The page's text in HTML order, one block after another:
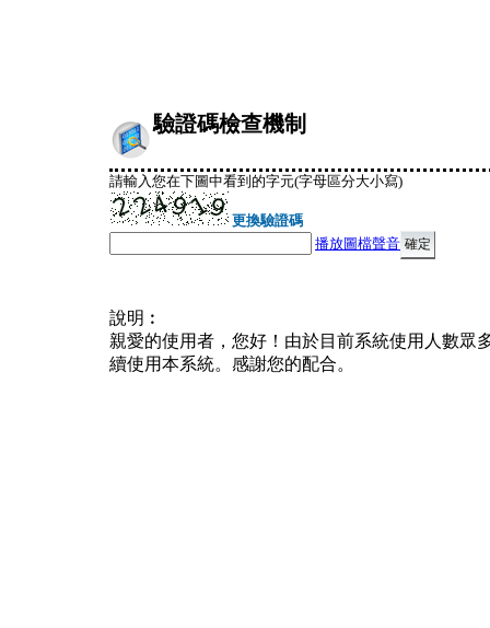
驗證碼檢查機制
請輸入您在下圖中看到的字元(字母區分大小寫)
更換驗證碼
播放圖檔聲音
說明︰
親愛的使用者，您好！由於目前系統使用人數眾
續使用本系統。感謝您的配合。